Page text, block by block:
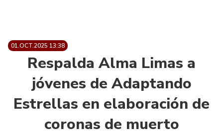
01.OCT.2025 13:38
Respalda Alma Limas a
jóvenes de Adaptando
Estrellas en elaboración de
coronas de muerto